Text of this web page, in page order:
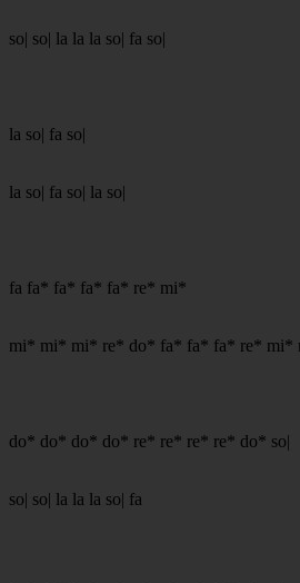
so| so| la la la so| fa so|
la so| fa so|
la so| fa so| la so|
fa fa* fa* fa* fa* re* mi*
mi* mi* mi* re* do* fa* fa* fa* re* mi*
do* do* do* do* re* re* re* re* do* so|
so| so| la la la so| fa